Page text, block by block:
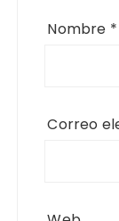
Nombre *
Correo